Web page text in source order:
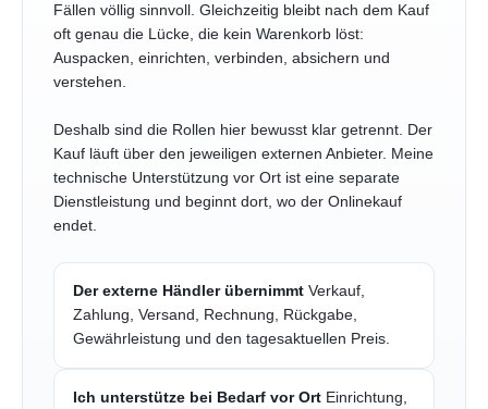
Fällen völlig sinnvoll. Gleichzeitig bleibt nach dem Kauf
oft genau die Lücke, die kein Warenkorb löst:
Auspacken, einrichten, verbinden, absichern und
verstehen.
Deshalb sind die Rollen hier bewusst klar getrennt. Der
Kauf läuft über den jeweiligen externen Anbieter. Meine
technische Unterstützung vor Ort ist eine separate
Dienstleistung und beginnt dort, wo der Onlinekauf
endet.
Der externe Händler übernimmt Verkauf,
Zahlung, Versand, Rechnung, Rückgabe,
Gewährleistung und den tagesaktuellen Preis.
Ich unterstütze bei Bedarf vor Ort Einrichtung,